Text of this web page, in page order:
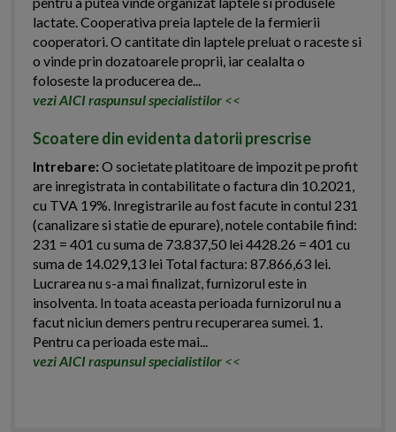
lactate. Cooperativa preia laptele de la fermierii
cooperatori. O cantitate din laptele preluat o raceste si
o vinde prin dozatoarele proprii, iar cealalta o
foloseste la producerea de...
vezi AICI raspunsul specialistilor <<
Scoatere din evidenta datorii prescrise
Intrebare:O societate platitoare de impozit pe profit
are inregistrata in contabilitate o factura din 10.2021,
cu TVA 19%. Inregistrarile au fost facute in contul 231
(canalizare si statie de epurare), notele contabile fiind:
231 = 401 cu suma de 73.837,50 lei 4428.26 = 401 cu
suma de 14.029,13 lei Total factura: 87.866,63 lei.
Lucrarea nu s-a mai finalizat, furnizorul este in
insolventa. In toata aceasta perioada furnizorul nu a
facut niciun demers pentru recuperarea sumei. 1.
Pentru ca perioada este mai...
vezi AICI raspunsul specialistilor <<